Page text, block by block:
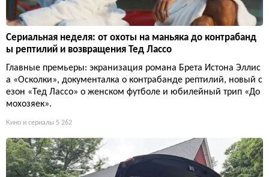
Сериальная неделя: от охоты на маньяка до контрабанд
ы рептилий и возвращения Тед Лассо
Главные премьеры: экранизация романа Брета Истона Эллис
а «Осколки», документалка о контрабанде рептилий, новый с
езон «Тед Лассо» о женском футболе и юбилейный трип «До
мохозяек».
Кино и сериалы 5 262